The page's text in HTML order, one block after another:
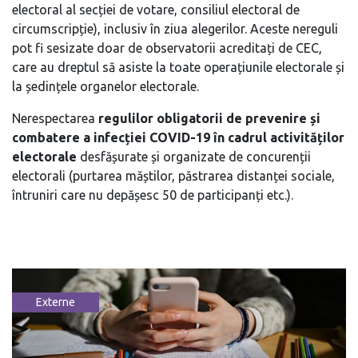
electoral al secției de votare, consiliul electoral de
circumscripție), inclusiv în ziua alegerilor. Aceste nereguli
pot fi sesizate doar de observatorii acreditați de CEC,
care au dreptul să asiste la toate operațiunile electorale și
la ședințele organelor electorale.
Nerespectarea regulilor obligatorii de prevenire și
combatere a infecției COVID-19 în cadrul activităților
electorale desfășurate și organizate de concurenții
electorali (purtarea măștilor, păstrarea distanței sociale,
întruniri care nu depășesc 50 de participanți etc.).
Externe